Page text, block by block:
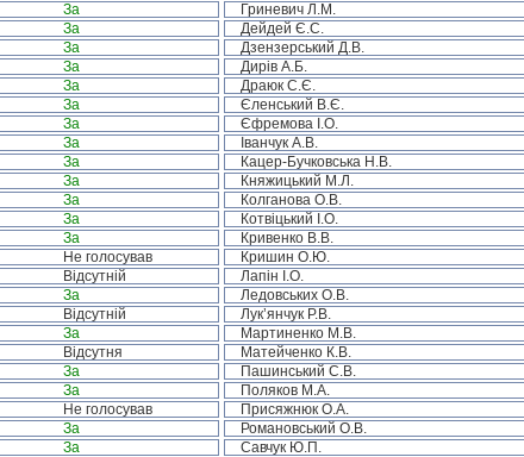
За Гриневич Л.М.
За Дейдей Є.С.
За Дзензерський Д.В.
За Дирів А.Б.
За Драюк С.Є.
За Єленський В.Є.
За Єфремова І.О.
За Іванчук А.В.
За Кацер-Бучковська Н.В.
За Княжицький М.Л.
За Колганова О.В.
За Котвіцький І.О.
За Кривенко В.В.
Не голосував Кришин О.Ю.
Відсутній Лапін І.О.
За Ледовських О.В.
Відсутній Лук’янчук Р.В.
За Мартиненко М.В.
Відсутня Матейченко К.В.
За Пашинський С.В.
За Поляков М.А.
Не голосував Присяжнюк О.А.
За Романовський О.В.
За Савчук Ю.П.